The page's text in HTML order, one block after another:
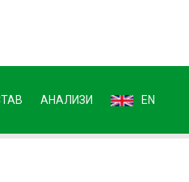
АНАЛИЗИ EN